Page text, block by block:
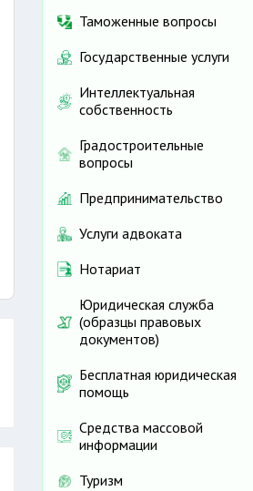
Таможенные вопросы
Государственные услуги
Интеллектуальная
собственность
Градостроительные
вопросы
Предпринимательство
Услуги адвоката
Нотариат
Юридическая служба
(образцы правовых
документов)
Бесплатная юридическая
помощь
Средства массовой
информации
Туризм